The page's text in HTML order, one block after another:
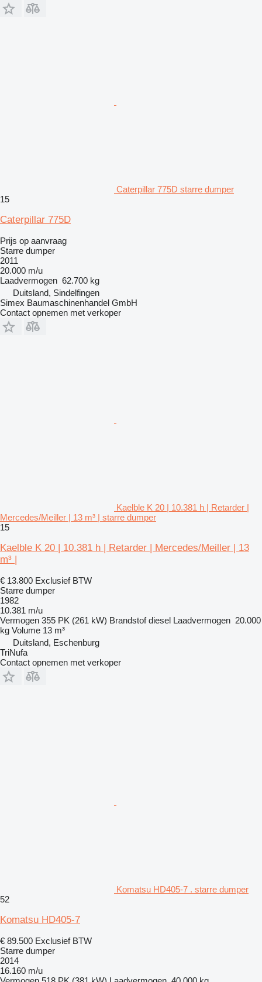
Caterpillar 775D starre dumper
15
Caterpillar 775D
Prijs op aanvraag
Starre dumper
2011
20.000 m/u
Laadvermogen 62.700 kg
Duitsland, Sindelfingen
Simex Baumaschinenhandel GmbH
Contact opnemen met verkoper
Kaelble K 20 | 10.381 h | Retarder |
Mercedes/Meiller | 13 m³ | starre dumper
15
Kaelble K 20 | 10.381 h | Retarder | Mercedes/Meiller | 13
m³ |
€ 13.800 Exclusief BTW
Starre dumper
1982
10.381 m/u
Vermogen 355 PK (261 kW) Brandstof diesel Laadvermogen 20.000
kg Volume 13 m³
Duitsland, Eschenburg
TriNufa
Contact opnemen met verkoper
Komatsu HD405-7 . starre dumper
52
Komatsu HD405-7
€ 89.500 Exclusief BTW
Starre dumper
2014
16.160 m/u